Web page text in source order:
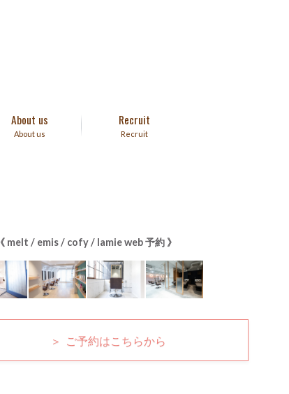
About us
About us
Recruit
Recruit
《 melt / emis / cofy / lamie web 予約 》
＞ ご予約はこちらから